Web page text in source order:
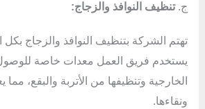
ج.تنظيف النوافذ والزجاج:
تهتم الشركة بتنظيف النوافذ والزجاج بكل
يستخدم فريق العمل معدات خاصة للوصول
الخارجية وتنظيفها من الأتربة والبقع، مما
ونقاءها.